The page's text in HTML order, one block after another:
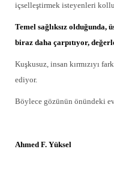
içselleştirmek isteyenleri
Temel sağlıksız olduğunda,
biraz daha çarpıtıyor,
Kuşkusuz, insan kırmızıyı
ediyor.
Böylece gözünün önündeki
Ahmed F. Yüksel